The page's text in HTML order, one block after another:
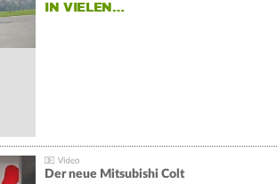
IN VIELEN…
Der neue Mitsubishi Colt